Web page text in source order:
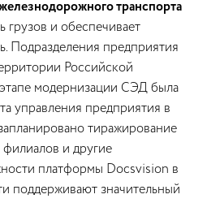
транспорта
грузов и обеспечивает
Подразделения предприятия
Российской
модернизации СЭД была
управления предприятия в
тиражирование
и другие
платформы Docsvision в
поддерживают значительный